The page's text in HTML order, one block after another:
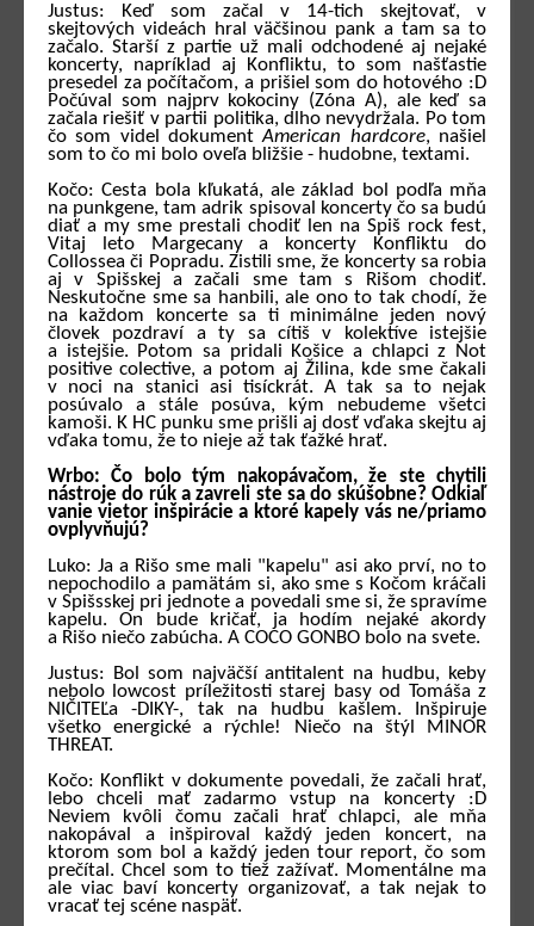
Justus: Keď som začal v 14-tich skejtovať, v
skejtových videách hral väčšinou pank a tam sa to
začalo. Starší z partie už mali odchodené aj nejaké
koncerty, napríklad aj Konfliktu, to som našťastie
presedel za počítačom, a prišiel som do hotového :D
Počúval som najprv kokociny (Zóna A), ale keď sa
začala riešiť v partii politika, dlho nevydržala. Po tom
čo som videl dokumentAmerican hardcore, našiel
som to čo mi bolo oveľa bližšie - hudobne, textami.
Kočo: Cesta bola kľukatá, ale základ bol podľa mňa
na punkgene, tam adrik spisoval koncerty čo sa budú
diať a my sme prestali chodiť len na Spiš rock fest,
Vitaj leto Margecany a koncerty Konfliktu do
Collossea či Popradu. Zistili sme, že koncerty sa robia
aj v Spišskej a začali sme tam s Rišom chodiť.
Neskutočne sme sa hanbili, ale ono to tak chodí, že
na každom koncerte sa ti minimálne jeden nový
človek pozdraví a ty sa cítiš v kolektíve istejšie
a istejšie. Potom sa pridali Košice a chlapci z Not
positive colective, a potom aj Žilina, kde sme čakali
v noci na stanici asi tisíckrát. A tak sa to nejak
posúvalo a stále posúva, kým nebudeme všetci
kamoši. K HC punku sme prišli aj dosť vďaka skejtu aj
vďaka tomu, že to nieje až tak ťažké hrať.
Wrbo: Čo bolo tým nakopávačom, že ste chytili
nástroje do rúk a zavreli ste sa do skúšobne? Odkiaľ
vanie vietor inšpirácie a ktoré kapely vás ne/priamo
ovplyvňujú?
Luko: Ja a Rišo sme mali "kapelu" asi ako prví, no to
nepochodilo a pamätám si, ako sme s Kočom kráčali
v Spišsskej pri jednote a povedali sme si, že spravíme
kapelu. On bude kričať, ja hodím nejaké akordy
a Rišo niečo zabúcha. A COCO GONBO bolo na svete.
Justus: Bol som najväčší antitalent na hudbu, keby
nebolo lowcost príležitosti starej basy od Tomáša z
NIČITEĽa -DIKY-, tak na hudbu kašlem. Inšpiruje
všetko energické a rýchle! Niečo na štýl MINOR
THREAT.
Kočo: Konflikt v dokumente povedali, že začali hrať,
lebo chceli mať zadarmo vstup na koncerty :D
Neviem kvôli čomu začali hrať chlapci, ale mňa
nakopával a inšpiroval každý jeden koncert, na
ktorom som bol a každý jeden tour report, čo som
prečítal. Chcel som to tiež zažívať. Momentálne ma
ale viac baví koncerty organizovať, a tak nejak to
vracať tej scéne naspäť.